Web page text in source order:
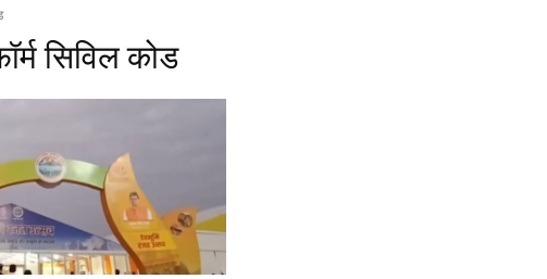
सिविल कोड